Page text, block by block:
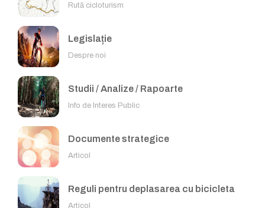
Rută cicloturism
Legislație
Despre noi
Studii / Analize / Rapoarte
Info de Interes Public
Documente strategice
Articol
Reguli pentru deplasarea cu bicicleta
Articol